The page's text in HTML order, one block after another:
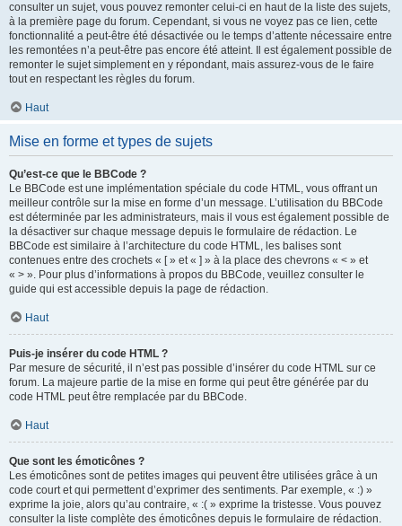
consulter un sujet, vous pouvez remonter celui-ci en haut de la liste des sujets,
à la première page du forum. Cependant, si vous ne voyez pas ce lien, cette
fonctionnalité a peut-être été désactivée ou le temps d’attente nécessaire entre
les remontées n’a peut-être pas encore été atteint. Il est également possible de
remonter le sujet simplement en y répondant, mais assurez-vous de le faire
tout en respectant les règles du forum.
Haut
Mise en forme et types de sujets
Qu’est-ce que le BBCode ?
Le BBCode est une implémentation spéciale du code HTML, vous offrant un
meilleur contrôle sur la mise en forme d’un message. L’utilisation du BBCode
est déterminée par les administrateurs, mais il vous est également possible de
la désactiver sur chaque message depuis le formulaire de rédaction. Le
BBCode est similaire à l’architecture du code HTML, les balises sont
contenues entre des crochets « [ » et « ] » à la place des chevrons « < » et
« > ». Pour plus d’informations à propos du BBCode, veuillez consulter le
guide qui est accessible depuis la page de rédaction.
Haut
Puis-je insérer du code HTML ?
Par mesure de sécurité, il n’est pas possible d’insérer du code HTML sur ce
forum. La majeure partie de la mise en forme qui peut être générée par du
code HTML peut être remplacée par du BBCode.
Haut
Que sont les émoticônes ?
Les émoticônes sont de petites images qui peuvent être utilisées grâce à un
code court et qui permettent d’exprimer des sentiments. Par exemple, « :) »
exprime la joie, alors qu’au contraire, « :( » exprime la tristesse. Vous pouvez
consulter la liste complète des émoticônes depuis le formulaire de rédaction.